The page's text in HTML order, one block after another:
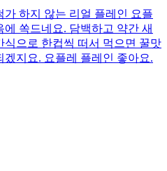
하지 않는 리얼 플레인 요플
쏙드네요. 담백하고 약간 새
으로 한컵씩 떠서 먹으면 꿀맛
지요. 요플레 플레인 좋아요.